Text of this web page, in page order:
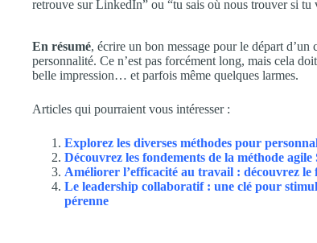
retrouve sur LinkedIn” ou “tu sais où nous trouver si tu
En résumé, écrire un bon message pour le départ
personnalité. Ce n’est pas forcément long, mais cela
belle impression… et parfois même quelques larmes.
Articles qui pourraient vous intéresser :
Explorez les diverses méthodes pour
Découvrez les fondements de la méthode
Améliorer l’efficacité au travail : découvrez le
Le leadership collaboratif : une clé pour
pérenne